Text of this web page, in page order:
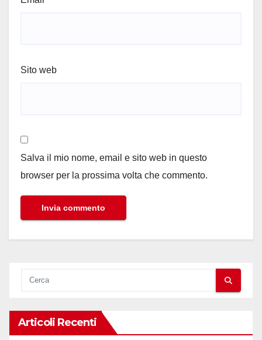
Sito web
Salva il mio nome, email e sito web in questo
browser per la prossima volta che commento.
Articoli Recenti